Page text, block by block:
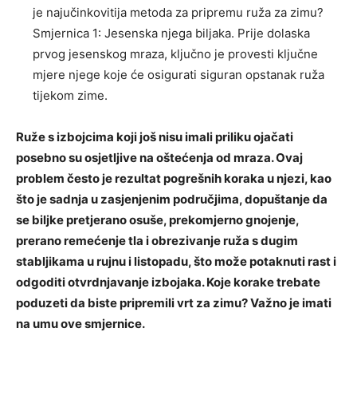
je najučinkovitija metoda za pripremu ruža za zimu?
Smjernica 1: Jesenska njega biljaka. Prije dolaska
prvog jesenskog mraza, ključno je provesti ključne
mjere njege koje će osigurati siguran opstanak ruža
tijekom zime.
Ruže s izbojcima koji još nisu imali priliku ojačati
posebno su osjetljive na oštećenja od mraza. Ovaj
problem često je rezultat pogrešnih koraka u njezi, kao
što je sadnja u zasjenjenim područjima, dopuštanje da
se biljke pretjerano osuše, prekomjerno gnojenje,
prerano remećenje tla i obrezivanje ruža s dugim
stabljikama u rujnu i listopadu, što može potaknuti rast i
odgoditi otvrdnjavanje izbojaka. Koje korake trebate
poduzeti da biste pripremili vrt za zimu? Važno je imati
na umu ove smjernice.